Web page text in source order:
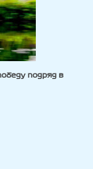
подряд в